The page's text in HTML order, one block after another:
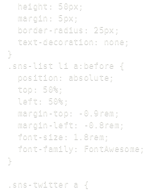
  height: 50px;
  margin: 5px;
  border-radius: 25px;
  text-decoration: none;
}
.sns-list li a:before {
  position: absolute;
  top: 50%;
  left: 50%;
  margin-top: -0.9rem;
  margin-left: -0.8rem;
  font-size: 1.8rem;
  font-family: FontAwesome;
}
.sns-twitter a {